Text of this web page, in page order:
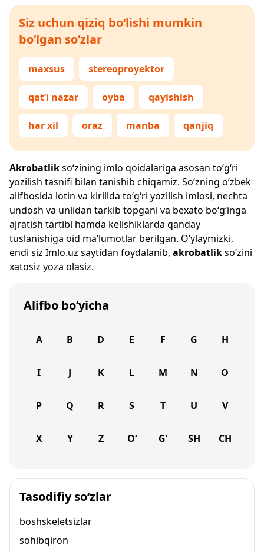
Siz uchun qiziq bo‘lishi mumkin
bo‘lgan so‘zlar
maxsus stereoproyektor
qat’i nazar oyba qayishish
har xil oraz manba qanjiq
Akrobatlikso‘zining imlo qoidalariga asosan to‘g‘ri
yozilish tasnifi bilan tanishib chiqamiz. So‘zning o‘zbek
alifbosida lotin va kirillda to‘g‘ri yozilish imlosi, nechta
undosh va unlidan tarkib topgani va bexato bo‘g‘inga
ajratish tartibi hamda kelishiklarda qanday
tuslanishiga oid ma’lumotlar berilgan. O‘ylaymizki,
endi siz Imlo.uz saytidan foydalanib, akrobatlikso‘zini
xatosiz yoza olasiz.
Alifbo bo‘yicha
A B D E F G H
I J K L M N O
P Q R S T U V
X Y Z O‘ G‘ SH CH
Tasodifiy so‘zlar
boshskeletsizlar
sohibqiron